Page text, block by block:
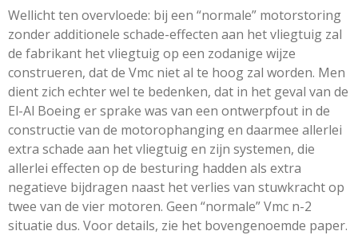
Wellicht ten overvloede: bij een “normale” motorstoring
zonder additionele schade-effecten aan het vliegtuig zal
de fabrikant het vliegtuig op een zodanige wijze
construeren, dat de Vmc niet al te hoog zal worden. Men
dient zich echter wel te bedenken, dat in het geval van de
El-Al Boeing er sprake was van een ontwerpfout in de
constructie van de motorophanging en daarmee allerlei
extra schade aan het vliegtuig en zijn systemen, die
allerlei effecten op de besturing hadden als extra
negatieve bijdragen naast het verlies van stuwkracht op
twee van de vier motoren. Geen “normale” Vmc n-2
situatie dus. Voor details, zie het bovengenoemde paper.